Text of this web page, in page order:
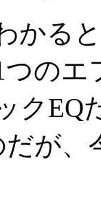
る
の
ク
が